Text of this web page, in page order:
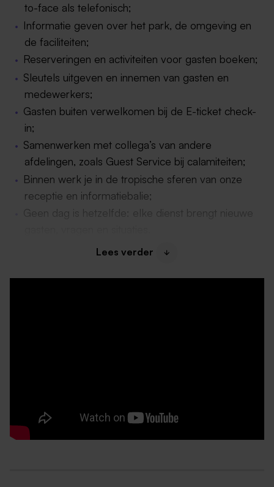
to-face als telefonisch;
Informatie geven over het park, de omgeving en
de faciliteiten;
Reserveringen en activiteiten voor gasten boeken;
Sleutels uitgeven en innemen van gasten en
medewerkers;
Gasten buiten verwelkomen bij de E-ticket check-
in;
Samenwerken met collega’s van andere
afdelingen, zoals Guest Service bij calamiteiten;
Binnen werk je in de tropische sferen van onze
receptie en informatiebalie;
Geen dag is hetzelfde: elke dienst brengt nieuwe
17 jaar: €7,13 per uur (€6,60 excl. vakantiegeld);
16 jaar: €6,23 per uur (€5,77 excl. vakantiegeld);
Lees verder